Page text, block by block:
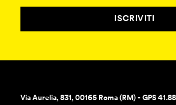
ISCRIVITI
Via Aurelia, 831, 00165 Roma (RM) - GPS